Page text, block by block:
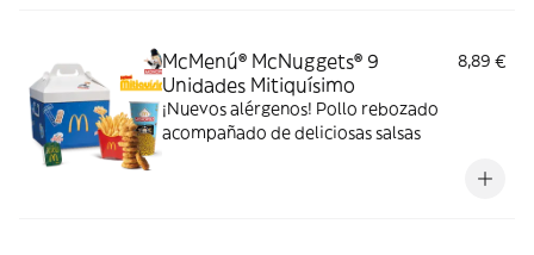
McMenú® McNuggets® 9
Unidades Mitiquísimo
8,89 €
¡Nuevos alérgenos! Pollo rebozado
acompañado de deliciosas salsas